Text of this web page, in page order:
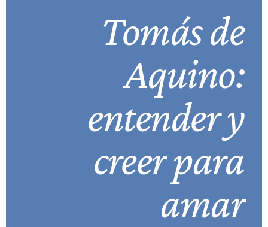
Tomás de
Aquino:
entender y
creer para
amar